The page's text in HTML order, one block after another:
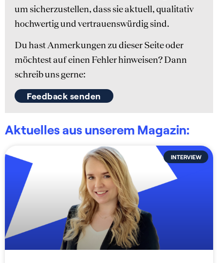
um sicherzustellen, dass sie aktuell, qualitativ
hochwertig und vertrauenswürdig sind.
Du hast Anmerkungen zu dieser Seite oder
möchtest auf einen Fehler hinweisen? Dann
schreib uns gerne:
Feedback senden
Aktuelles aus unserem Magazin:
INTERVIEW